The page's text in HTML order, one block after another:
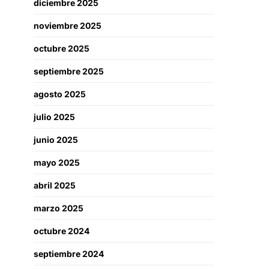
diciembre 2025
noviembre 2025
octubre 2025
septiembre 2025
agosto 2025
julio 2025
junio 2025
mayo 2025
abril 2025
marzo 2025
octubre 2024
septiembre 2024